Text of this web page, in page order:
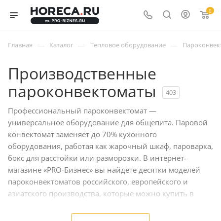
0
Главная — Каталог — Тепловое оборудование —
Производственные
пароконвектоматы
403
Профессиональный пароконвектомат —
универсальное оборудование для общепита. Паровой
конвектомат заменяет до 70% кухонного
оборудования, работая как жарочный шкаф, пароварка,
бокс для расстойки или разморозки. В интернет-
магазине «PRO-Бизнес» вы найдете десятки моделей
пароконвектоматов российского, европейского и
азиатского производства, которые можно купить в
Мы готовы доставить покупку в любой район Москвы